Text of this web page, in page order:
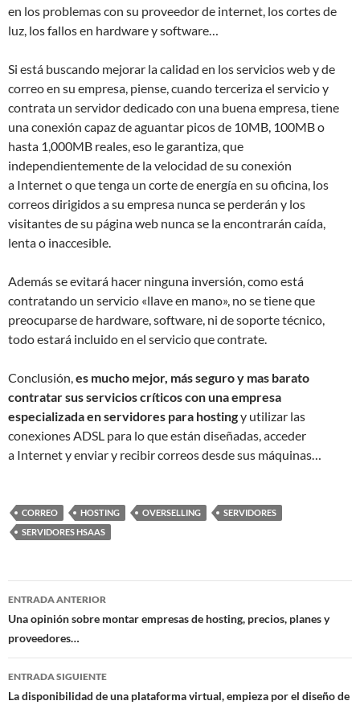
en los problemas con su proveedor de internet, los cortes de
luz, los fallos en hardware y software…
Si está buscando mejorar la calidad en los servicios web y de
correo en su empresa, piense, cuando terceriza el servicio y
contrata un servidor dedicado con una buena empresa, tiene
una conexión capaz de aguantar picos de 10MB, 100MB o
hasta 1,000MB reales, eso le garantiza, que
independientemente de la velocidad de su conexión
a Internet o que tenga un corte de energía en su oficina, los
correos dirigidos a su empresa nunca se perderán y los
visitantes de su página web nunca se la encontrarán caída,
lenta o inaccesible.
Además se evitará hacer ninguna inversión, como está
contratando un servicio «llave en mano», no se tiene que
preocuparse de hardware, software, ni de soporte técnico,
todo estará incluido en el servicio que contrate.
Conclusión,es mucho mejor, más seguro y mas barato
contratar sus servicios críticos con una empresa
especializada en servidores para hostingy utilizar las
conexiones ADSL para lo que están diseñadas, acceder
a Internet y enviar y recibir correos desde sus máquinas…
CORREO HOSTING OVERSELLING
SERVIDORES
SERVIDORES HSAAS
Navegador
de
entradas
ENTRADA ANTERIOR
Una opinión sobre montar empresas de hosting, precios, planes y
proveedores…
ENTRADA SIGUIENTE
La disponibilidad de una plataforma virtual, empieza por el diseño de